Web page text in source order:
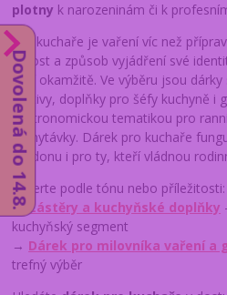
plotny k narozeninám či k
Pro kuchaře je vaření víc než
hrdost a způsob vyjádření své
trefí okamžitě. Ve výběru jsou
motivy, doplňky pro šéfy kuchyně i
gastronomickou tematikou pro
vychytávky. Dárek pro kuchaře
rondonu i pro ty, kteří vládnou
Vyberte podle tónu nebo příležitosti:
→ Zástěry a kuchyňské doplňky
kuchyňský segment
→ Dárek pro milovníka vaření a
trefný výběr
Dovolená do 14.8.